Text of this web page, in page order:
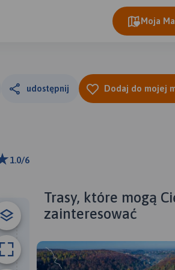
Moja
udostępnij Dodaj do mojej
1.0/6
Trasy, które mogą
zainteresować